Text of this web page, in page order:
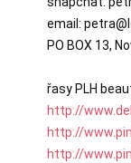
email:
PO BOX 13,
http://
http://
http://